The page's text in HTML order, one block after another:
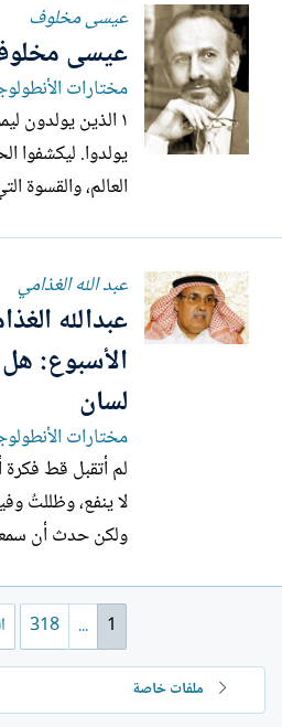
، يتقمصها أيها
عيسى مخلوف
عيسى
مختارات
١ الذين يولدون
يولدوا. ليكشفوا
العالم، والقسوة
حياة، بل مجرّد
تقول ما يقوله
والمنفى...
عبد الله الغذامي
عبدالله
الأسبوع:
لسان
مختارات
لم أتقبل قط فكرة
لا ينفع، وظللتُ
ولكن حدث أن
وكأنها تدقّ جرس
غلبت عليَّ العمر
بأن ليس هناك
1
...
318
ملفات خاصة